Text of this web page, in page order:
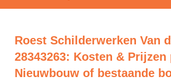
Roest Schilderwerken Van
28343263: Kosten & Prijzen
Nieuwbouw of bestaande